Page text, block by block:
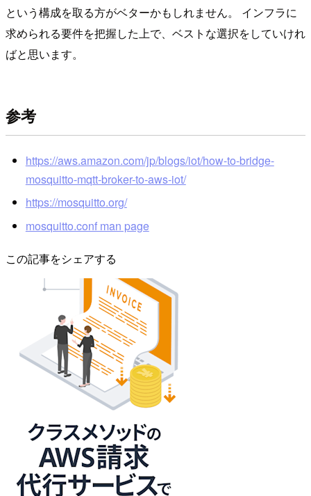
という構成を取る方がベターかもしれません。 インフラに
求められる要件を把握した上で、ベストな選択をしていけれ
ばと思います。
参考
https://aws.amazon.com/jp/blogs/iot/how-to-bridge-
mosquitto-mqtt-broker-to-aws-iot/
https://mosquitto.org/
mosquitto.conf man page
この記事をシェアする